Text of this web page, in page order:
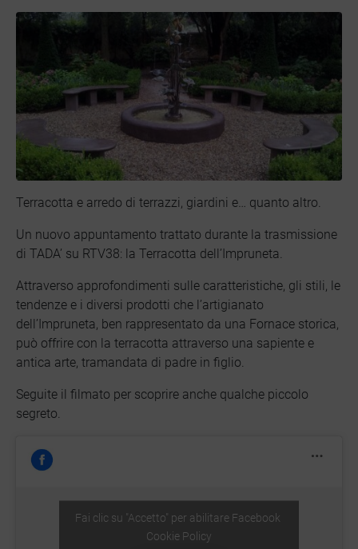
Terracotta e arredo di terrazzi, giardini e… quanto altro.
Un nuovo appuntamento trattato durante la trasmissione
di TADA’ su RTV38: la Terracotta dell’Impruneta.
Attraverso approfondimenti sulle caratteristiche, gli stili, le
tendenze e i diversi prodotti che l’artigianato
dell’Impruneta, ben rappresentato da una Fornace storica,
può offrire con la terracotta attraverso una sapiente e
antica arte, tramandata di padre in figlio.
Seguite il filmato per scoprire anche qualche piccolo
segreto.
Fai clic su "Accetto" per abilitare Facebook
Cookie Policy